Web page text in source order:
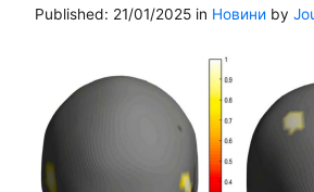
Published: 21/01/2025 in Новини by